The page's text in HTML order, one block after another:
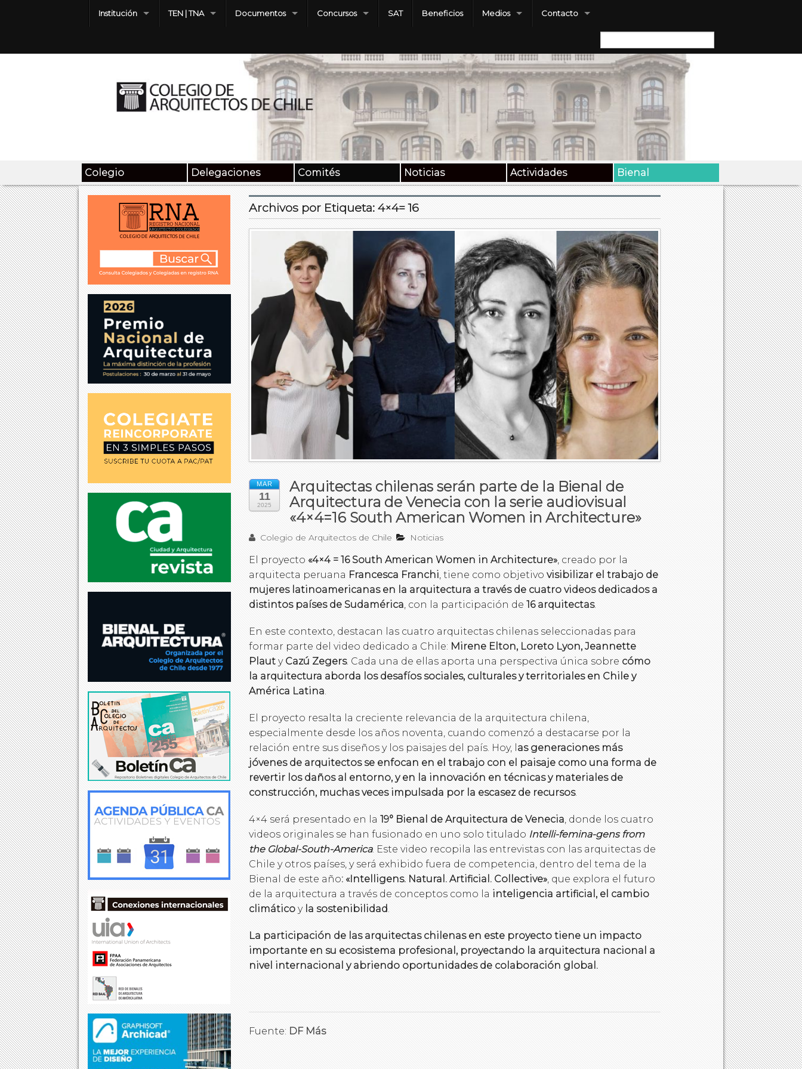
Institución TEN | TNA Documentos Concursos SAT Beneficios Medios Contacto
Buscar:
Colegio Delegaciones Comités Noticias Actividades Bienal
Archivos por Etiqueta: 4×4= 16
MAR
11
2025
Arquitectas chilenas serán parte de la Bienal de
Arquitectura de Venecia con la serie audiovisual
«4×4=16 South American Women in Architecture»
Colegio de Arquitectos de Chile Noticias
El proyecto «4×4 = 16 South American Women in Architecture», creado por la
arquitecta peruana Francesca Franchi, tiene como objetivo visibilizar el trabajo de
mujeres latinoamericanas en la arquitectura a través de cuatro videos dedicados a
distintos países de Sudamérica, con la participación de 16 arquitectas.
En este contexto, destacan las cuatro arquitectas chilenas seleccionadas para
formar parte del video dedicado a Chile: Mirene Elton, Loreto Lyon, Jeannette
Plaut yCazú Zegers. Cada una de ellas aporta una perspectiva única sobre cómo
la arquitectura aborda los desafíos sociales, culturales y territoriales en Chile y
América Latina.
El proyecto resalta la creciente relevancia de la arquitectura chilena,
especialmente desde los años noventa, cuando comenzó a destacarse por la
relación entre sus diseños y los paisajes del país. Hoy, l as generaciones más
jóvenes de arquitectos se enfocan en el trabajo con el paisaje como una forma de
revertir los daños al entorno, y en la innovación en técnicas y materiales de
construcción, muchas veces impulsada por la escasez de recursos.
4×4 será presentado en la 19° Bienal de Arquitectura de Venecia, donde los cuatro
videos originales se han fusionado en uno solo titulado Intelli-femina-gens from
the Global-South-America. Este video recopila las entrevistas con las arquitectas de
Chile y otros países, y será exhibido fuera de competencia, dentro del tema de la
Bienal de este año: «Intelligens. Natural. Artificial. Collective», que explora el futuro
de la arquitectura a través de conceptos como la inteligencia artificial, el cambio
climático yla sostenibilidad.
La participación de las arquitectas chilenas en este proyecto tiene un impacto
importante en su ecosistema profesional, proyectando la arquitectura nacional a
nivel internacional y abriendo oportunidades de colaboración global.
Fuente: DF Más